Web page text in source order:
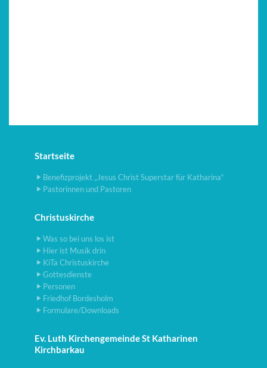
Startseite
Benefizprojekt „Jesus Christ Superstar für Katharina“
Pastorinnen und Pastoren
Christuskirche
Was so bei uns los ist
Hier ist Musik drin
KiTa Christuskirche
Gottesdienste
Personen
Friedhof Bordesholm
Formulare/Downloads
Ev. Luth Kirchengemeinde St Katharinen
Kirchbarkau